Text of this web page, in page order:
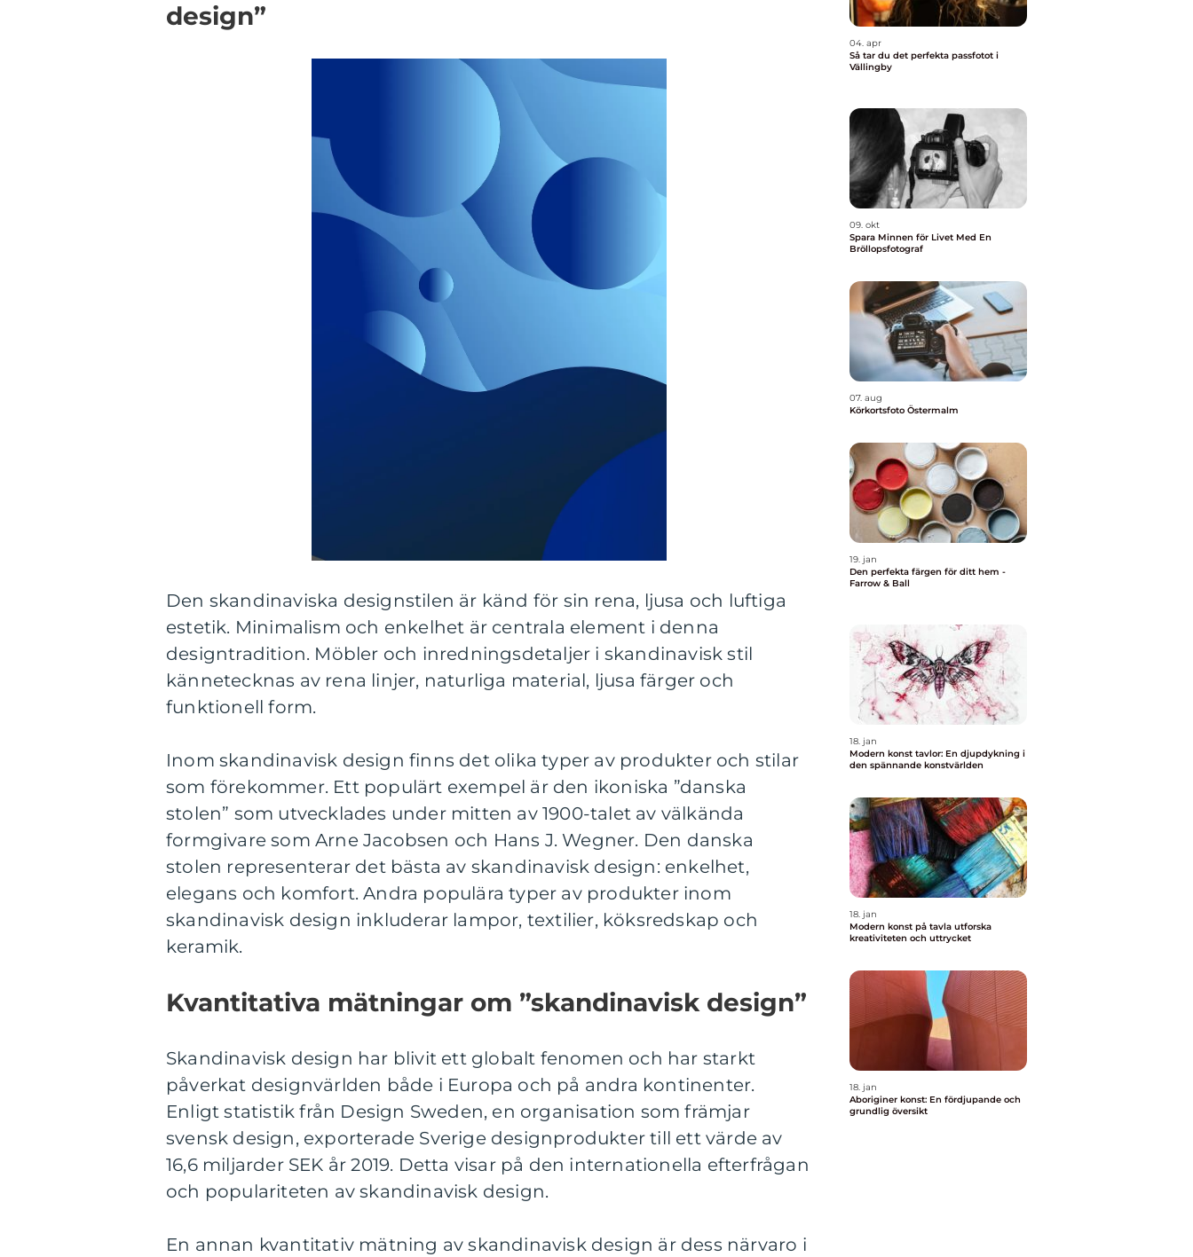
design”
Den skandinaviska designstilen är känd för sin rena, ljusa och luftiga
estetik. Minimalism och enkelhet är centrala element i denna
designtradition. Möbler och inredningsdetaljer i skandinavisk stil
kännetecknas av rena linjer, naturliga material, ljusa färger och
funktionell form.
Inom skandinavisk design finns det olika typer av produkter och stilar
som förekommer. Ett populärt exempel är den ikoniska ”danska
stolen” som utvecklades under mitten av 1900-talet av välkända
formgivare som Arne Jacobsen och Hans J. Wegner. Den danska
stolen representerar det bästa av skandinavisk design: enkelhet,
elegans och komfort. Andra populära typer av produkter inom
skandinavisk design inkluderar lampor, textilier, köksredskap och
keramik.
Kvantitativa mätningar om ”skandinavisk design”
Skandinavisk design har blivit ett globalt fenomen och har starkt
påverkat designvärlden både i Europa och på andra kontinenter.
Enligt statistik från Design Sweden, en organisation som främjar
svensk design, exporterade Sverige designprodukter till ett värde av
16,6 miljarder SEK år 2019. Detta visar på den internationella efterfrågan
och populariteten av skandinavisk design.
En annan kvantitativ mätning av skandinavisk design är dess närvaro i
04. apr
Så tar du det perfekta passfotot i
Vällingby
09. okt
Spara Minnen för Livet Med En
Bröllopsfotograf
07. aug
Körkortsfoto Östermalm
19. jan
Den perfekta färgen för ditt hem -
Farrow & Ball
18. jan
Modern konst tavlor: En djupdykning i
den spännande konstvärlden
18. jan
Modern konst på tavla utforska
kreativiteten och uttrycket
18. jan
Aboriginer konst: En fördjupande och
grundlig översikt